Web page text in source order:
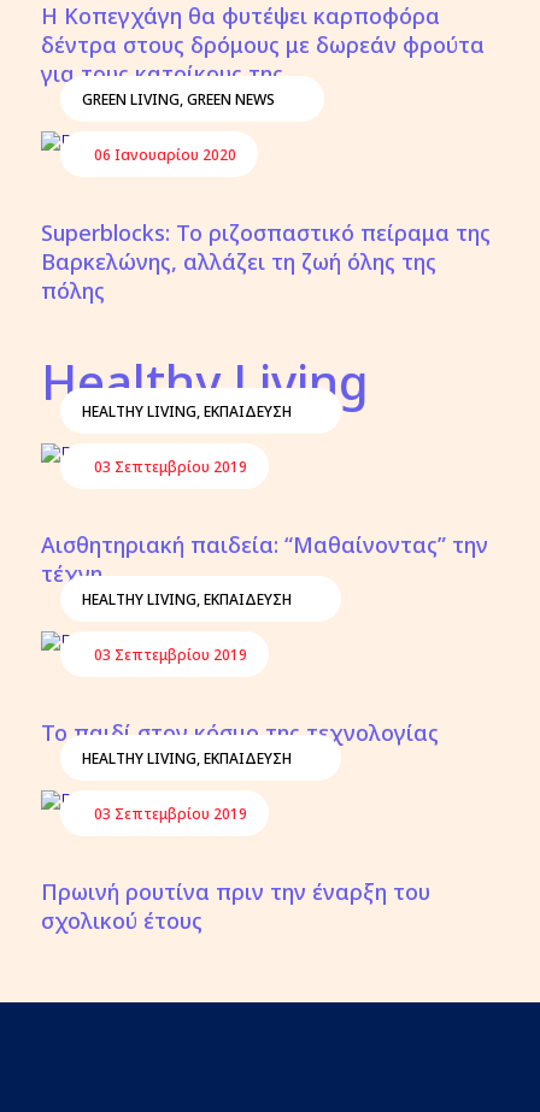
Η Κοπεγχάγη θα φυτέψει καρποφόρα
δέντρα στους δρόμους με δωρεάν φρούτα
για τους κατοίκους της
GREEN LIVING,GREEN NEWS
06 Ιανουαρίου 2020
Superblocks: Το ριζοσπαστικό πείραμα της
Βαρκελώνης, αλλάζει τη ζωή όλης της
πόλης
Healthy Living
HEALTHY LIVING,ΕΚΠΑΙΔΕΥΣΗ
03 Σεπτεμβρίου 2019
Αισθητηριακή παιδεία: “Μαθαίνοντας” την
τέχνη
HEALTHY LIVING,ΕΚΠΑΙΔΕΥΣΗ
03 Σεπτεμβρίου 2019
Το παιδί στον κόσμο της τεχνολογίας
HEALTHY LIVING,ΕΚΠΑΙΔΕΥΣΗ
03 Σεπτεμβρίου 2019
Πρωινή ρουτίνα πριν την έναρξη του
σχολικού έτους